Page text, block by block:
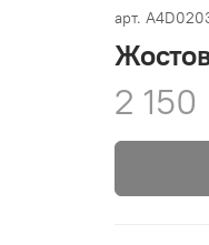
арт.
2 150